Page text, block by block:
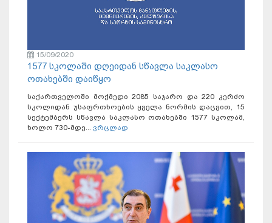
15/09/2020
1577 სკოლაში დღეიდან სწავლა საკლასო
ოთახებში დაიწყო
საქართველოში მოქმედი 2085 საჯარო და 220 კერძო
სკოლიდან უსაფრთხოების ყველა ნორმის დაცვით, 15
სექტემბერს სწავლა საკლასო ოთახებში 1577 სკოლამ,
ხოლო 730-მდე... ვრცლად